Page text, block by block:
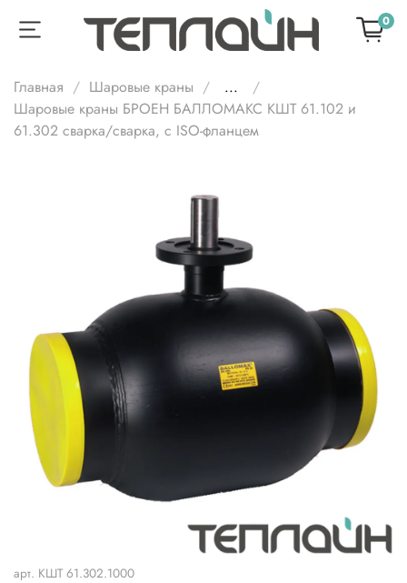
0
Главная Шаровые краны
...
Шаровые краны БРОЕН БАЛЛОМАКС КШТ 61.102 и
61.302 сварка/cварка, с ISO-фланцем
арт. КШТ 61.302.1000